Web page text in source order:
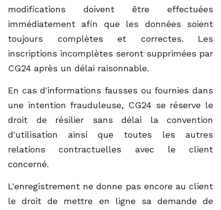
modifications doivent être effectuées
immédiatement afin que les données soient
toujours complètes et correctes. Les
inscriptions incomplètes seront supprimées par
CG24 après un délai raisonnable.
En cas d'informations fausses ou fournies dans
une intention frauduleuse, CG24 se réserve le
droit de résilier sans délai la convention
d'utilisation ainsi que toutes les autres
relations contractuelles avec le client
concerné.
L'enregistrement ne donne pas encore au client
le droit de mettre en ligne sa demande de